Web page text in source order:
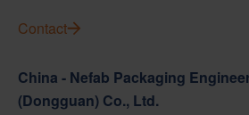
Contact
China - Nefab Packaging
(Dongguan) Co., Ltd.